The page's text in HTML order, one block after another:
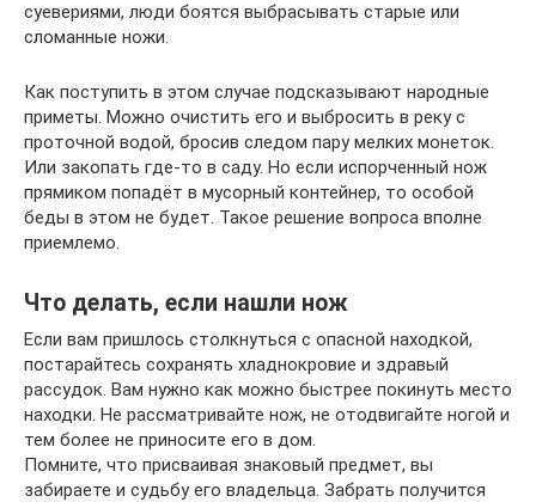
суевериями, люди боятся выбрасывать старые или
сломанные ножи.
Как поступить в этом случае подсказывают народные
приметы. Можно очистить его и выбросить в реку с
проточной водой, бросив следом пару мелких монеток.
Или закопать где-то в саду. Но если испорченный нож
прямиком попадёт в мусорный контейнер, то особой
беды в этом не будет. Такое решение вопроса вполне
приемлемо.
Что делать, если нашли нож
Если вам пришлось столкнуться с опасной находкой,
постарайтесь сохранять хладнокровие и здравый
рассудок. Вам нужно как можно быстрее покинуть место
находки. Не рассматривайте нож, не отодвигайте ногой и
тем более не приносите его в дом.
Помните, что присваивая знаковый предмет, вы
забираете и судьбу его владельца. Забрать получится